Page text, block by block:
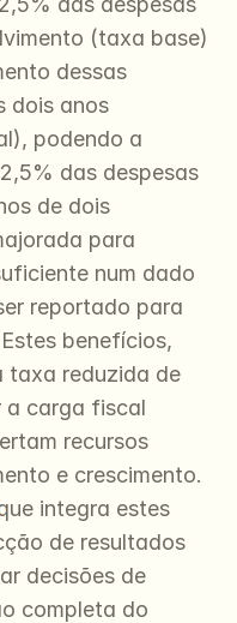
(taxa base)
dessas
dois anos
podendo a
das despesas
de dois
para
num dado
reportado para
benefícios,
taxa reduzida de
a carga fiscal
recursos
e crescimento.
integra estes
de resultados
decisões de
completa do